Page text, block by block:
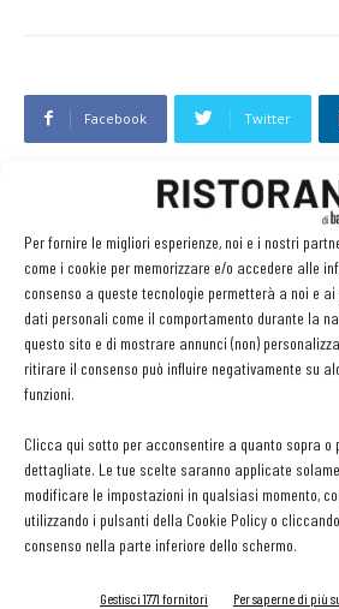
Per fornire le migliori esperienze, noi e i nostri
come i cookie per memorizzare e/o accedere alle
consenso a queste tecnologie permetterà a noi e
dati personali come il comportamento durante la
questo sito e di mostrare annunci (non)
ritirare il consenso può influire negativamente su
funzioni.
Clicca qui sotto per acconsentire a quanto sopra o
dettagliate. Le tue scelte saranno applicate
modificare le impostazioni in qualsiasi momento,
utilizzando i pulsanti della Cookie Policy o
consenso nella parte inferiore dello schermo.
Gestisci 1771 fornitori Per saperne di più
Facebook Twitter
LEGGI ANCHE
L’ineguagliabile sapore
conservarli e valorizzarli
Ampliare l’attività del
scelta giusta è puntare sul